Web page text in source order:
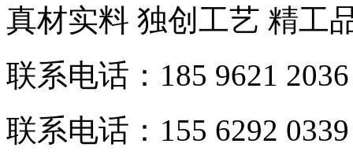
真材实料 独创工艺 精工
联系电话：185 9621 2036
联系电话：155 6292 0339